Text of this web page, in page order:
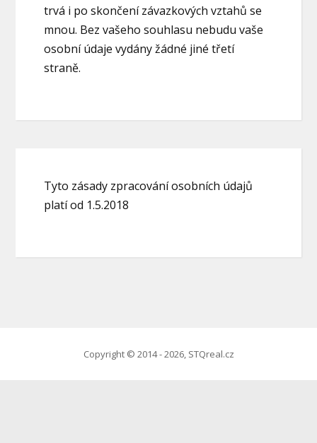
trvá i po skončení závazkových vztahů se
mnou. Bez vašeho souhlasu nebudu vaše
osobní údaje vydány žádné jiné třetí
straně.
Tyto zásady zpracování osobních údajů
platí od 1.5.2018
Copyright © 2014 - 2026, STQreal.cz